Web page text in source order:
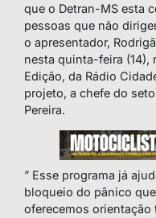
que o Detran-MS esta
pessoas que não
o apresentador,
nesta quinta-feira (14),
Edição, da Rádio
projeto, a chefe do
Pereira.
” Esse programa já
bloqueio do pânico
oferecemos